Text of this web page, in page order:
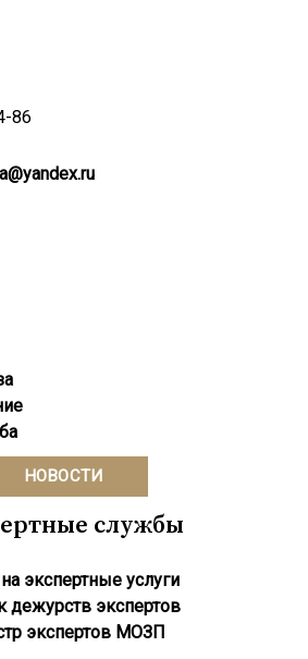
86
НОВОСТИ
службы
экспертные услуги
дежурств экспертов
экcпертов МОЗП